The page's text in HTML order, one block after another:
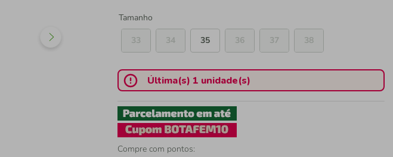
Tamanho
33
34 35 36 37 38
Última(s) 1 unidade(s)
Compre com pontos: